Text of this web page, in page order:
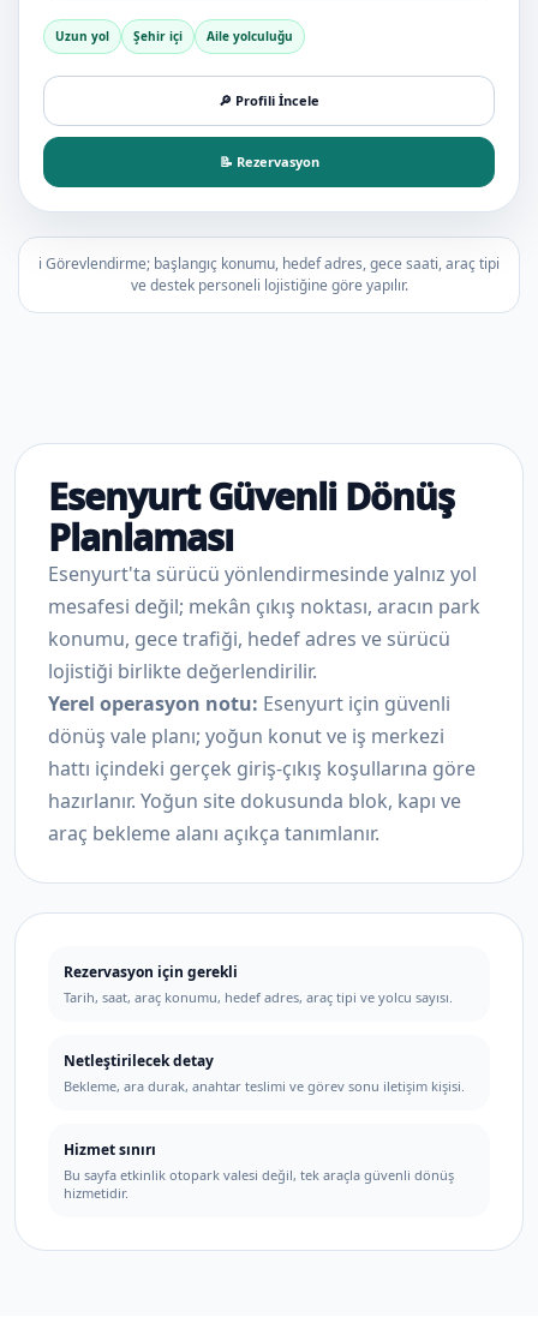
Uzun yol Şehir içi Aile yolculuğu
🔎 Profili İncele
📝 Rezervasyon
ℹ️ Görevlendirme; başlangıç konumu, hedef adres, gece saati, araç tipi
ve destek personeli lojistiğine göre yapılır.
Esenyurt Güvenli Dönüş
Planlaması
Esenyurt'ta sürücü yönlendirmesinde yalnız yol
mesafesi değil; mekân çıkış noktası, aracın park
konumu, gece trafiği, hedef adres ve sürücü
lojistiği birlikte değerlendirilir.
Yerel operasyon notu: Esenyurt için güvenli
dönüş vale planı; yoğun konut ve iş merkezi
hattı içindeki gerçek giriş-çıkış koşullarına göre
hazırlanır. Yoğun site dokusunda blok, kapı ve
araç bekleme alanı açıkça tanımlanır.
Rezervasyon için gerekli
Tarih, saat, araç konumu, hedef adres, araç tipi ve yolcu sayısı.
Netleştirilecek detay
Bekleme, ara durak, anahtar teslimi ve görev sonu iletişim kişisi.
Hizmet sınırı
Bu sayfa etkinlik otopark valesi değil, tek araçla güvenli dönüş
hizmetidir.